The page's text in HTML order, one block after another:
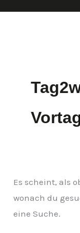
Es scheint, als
wonach du
eine Suche.